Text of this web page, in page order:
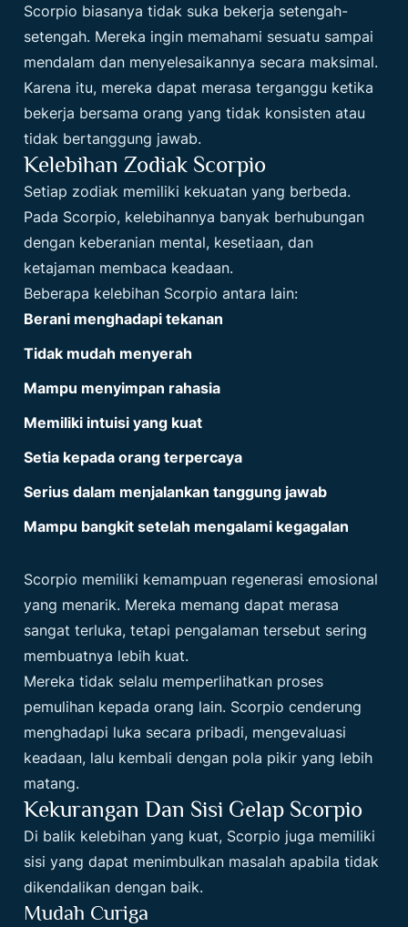
Scorpio biasanya tidak suka bekerja setengah-
setengah. Mereka ingin memahami sesuatu sampai
mendalam dan menyelesaikannya secara maksimal.
Karena itu, mereka dapat merasa terganggu ketika
bekerja bersama orang yang tidak konsisten atau
tidak bertanggung jawab.
Kelebihan Zodiak Scorpio
Setiap zodiak memiliki kekuatan yang berbeda.
Pada Scorpio, kelebihannya banyak berhubungan
dengan keberanian mental, kesetiaan, dan
ketajaman membaca keadaan.
Beberapa kelebihan Scorpio antara lain:
Berani menghadapi tekanan
Tidak mudah menyerah
Mampu menyimpan rahasia
Memiliki intuisi yang kuat
Setia kepada orang terpercaya
Serius dalam menjalankan tanggung jawab
Mampu bangkit setelah mengalami kegagalan
Scorpio memiliki kemampuan regenerasi emosional
yang menarik. Mereka memang dapat merasa
sangat terluka, tetapi pengalaman tersebut sering
membuatnya lebih kuat.
Mereka tidak selalu memperlihatkan proses
pemulihan kepada orang lain. Scorpio cenderung
menghadapi luka secara pribadi, mengevaluasi
keadaan, lalu kembali dengan pola pikir yang lebih
matang.
Kekurangan Dan Sisi Gelap Scorpio
Di balik kelebihan yang kuat, Scorpio juga memiliki
sisi yang dapat menimbulkan masalah apabila tidak
dikendalikan dengan baik.
Mudah Curiga